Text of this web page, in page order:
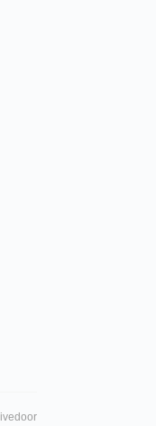
livedoor